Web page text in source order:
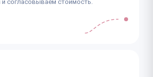
и согласовываем стоимость.